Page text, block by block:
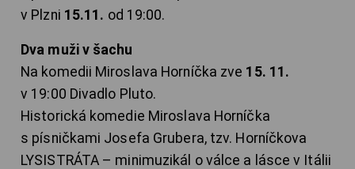
v Plzni 15.11. od 19:00.
Dva muži v šachu
Na komedii Miroslava Horníčka zve 15. 11.
v 19:00 Divadlo Pluto.
Historická komedie Miroslava Horníčka
s písničkami Josefa Grubera, tzv. Horníčkova
LYSISTRÁTA – minimuzikál o válce a lásce v Itálii